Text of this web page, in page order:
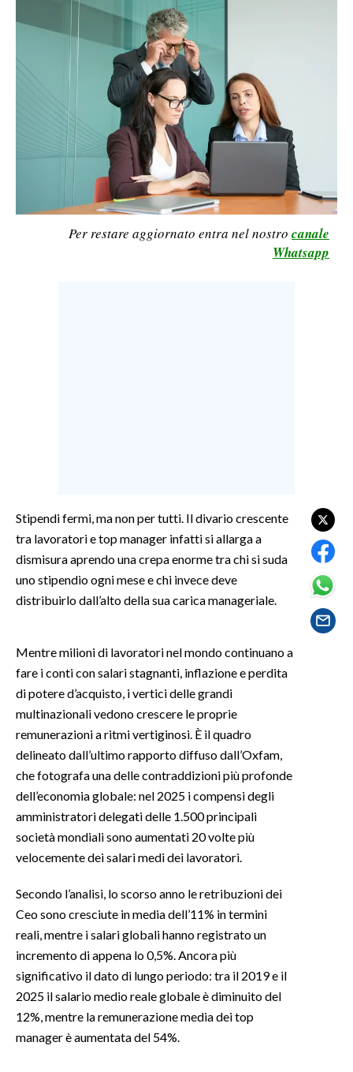
SERVIZI ALLE IMPRESE
LAVORO
SPORT IN SARDEGNA
SPORT
RISULTATI E CLASSIFICHE
GOSSIP
SALUTE
NOTIZIE
EVENTI
#CARAUNIONE
3 MINUTI CON
INSULARITÀ
INFO AZIENDE
ABBONATI
PUBBLICITÀ
SPIAGGE
STORE
Per restare aggiornato entra nel nostro canale
Whatsapp
Stipendi fermi, ma non per tutti. Il divario crescente
tra lavoratori e top manager infatti si allarga a
dismisura aprendo una crepa enorme tra chi si suda
uno stipendio ogni mese e chi invece deve
distribuirlo dall’alto della sua carica manageriale.
Mentre milioni di lavoratori nel mondo continuano a
fare i conti con salari stagnanti, inflazione e perdita
di potere d’acquisto, i vertici delle grandi
multinazionali vedono crescere le proprie
remunerazioni a ritmi vertiginosi. È il quadro
delineato dall’ultimo rapporto diffuso dall’Oxfam,
che fotografa una delle contraddizioni più profonde
dell’economia globale: nel 2025 i compensi degli
amministratori delegati delle 1.500 principali
società mondiali sono aumentati 20 volte più
velocemente dei salari medi dei lavoratori.
Secondo l’analisi, lo scorso anno le retribuzioni dei
Ceo sono cresciute in media dell’11% in termini
reali, mentre i salari globali hanno registrato un
incremento di appena lo 0,5%. Ancora più
significativo il dato di lungo periodo: tra il 2019 e il
2025 il salario medio reale globale è diminuito del
12%, mentre la remunerazione media dei top
manager è aumentata del 54%.